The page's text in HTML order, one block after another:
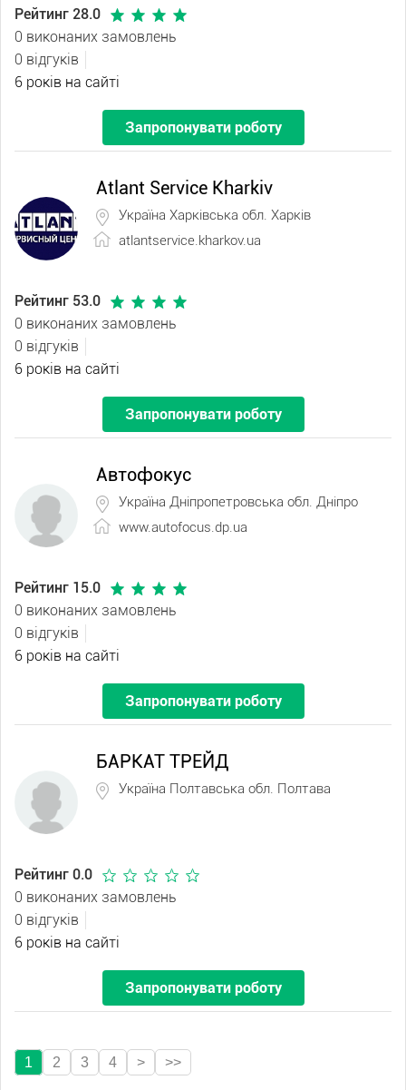
Рейтинг 28.0
0 виконаних замовлень
0 відгуків
6 років на сайті
Запропонувати роботу
Atlant Service Kharkiv
Україна Харківська обл. Харків
atlantservice.kharkov.ua
Рейтинг 53.0
0 виконаних замовлень
0 відгуків
6 років на сайті
Запропонувати роботу
Автофокус
Україна Дніпропетровська обл. Дніпро
www.autofocus.dp.ua
Рейтинг 15.0
0 виконаних замовлень
0 відгуків
6 років на сайті
Запропонувати роботу
БАРКАТ ТРЕЙД
Україна Полтавська обл. Полтава
Рейтинг 0.0
0 виконаних замовлень
0 відгуків
6 років на сайті
Запропонувати роботу
1 2 3 4 > >>